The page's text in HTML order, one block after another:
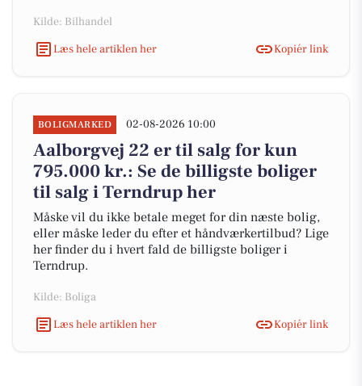
Kilde: Bilhandel
Læs hele artiklen her
Kopiér link
BOLIGMARKED 02-08-2026 10:00
Aalborgvej 22 er til salg for kun
795.000 kr.: Se de billigste boliger
til salg i Terndrup her
Måske vil du ikke betale meget for din næste bolig,
eller måske leder du efter et håndværkertilbud? Lige
her finder du i hvert fald de billigste boliger i
Terndrup.
Kilde: Boliga
Læs hele artiklen her
Kopiér link